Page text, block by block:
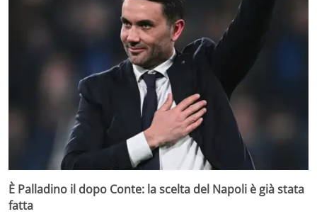
È Palladino il dopo Conte: la scelta del Napoli è già stata
fatta